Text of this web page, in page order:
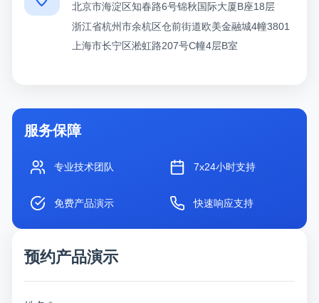
北京市海淀区知春路6号锦秋国际大厦B座18层
浙江省杭州市余杭区仓前街道欧美金融城4幢3801
上海市长宁区淞虹路207号C幢4层B室
服务保障
专业技术团队 7x24小时支持
免费产品演示 快速响应支持
预约产品演示